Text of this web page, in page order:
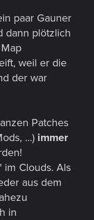
paar Gauner
dann plötzlich
weil er die
der war
Patches
...) immer
im Clouds. Als
aus dem
in